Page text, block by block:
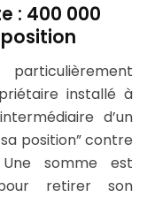
: 400 000
installé à
d’un
position” contre
somme est
retirer son